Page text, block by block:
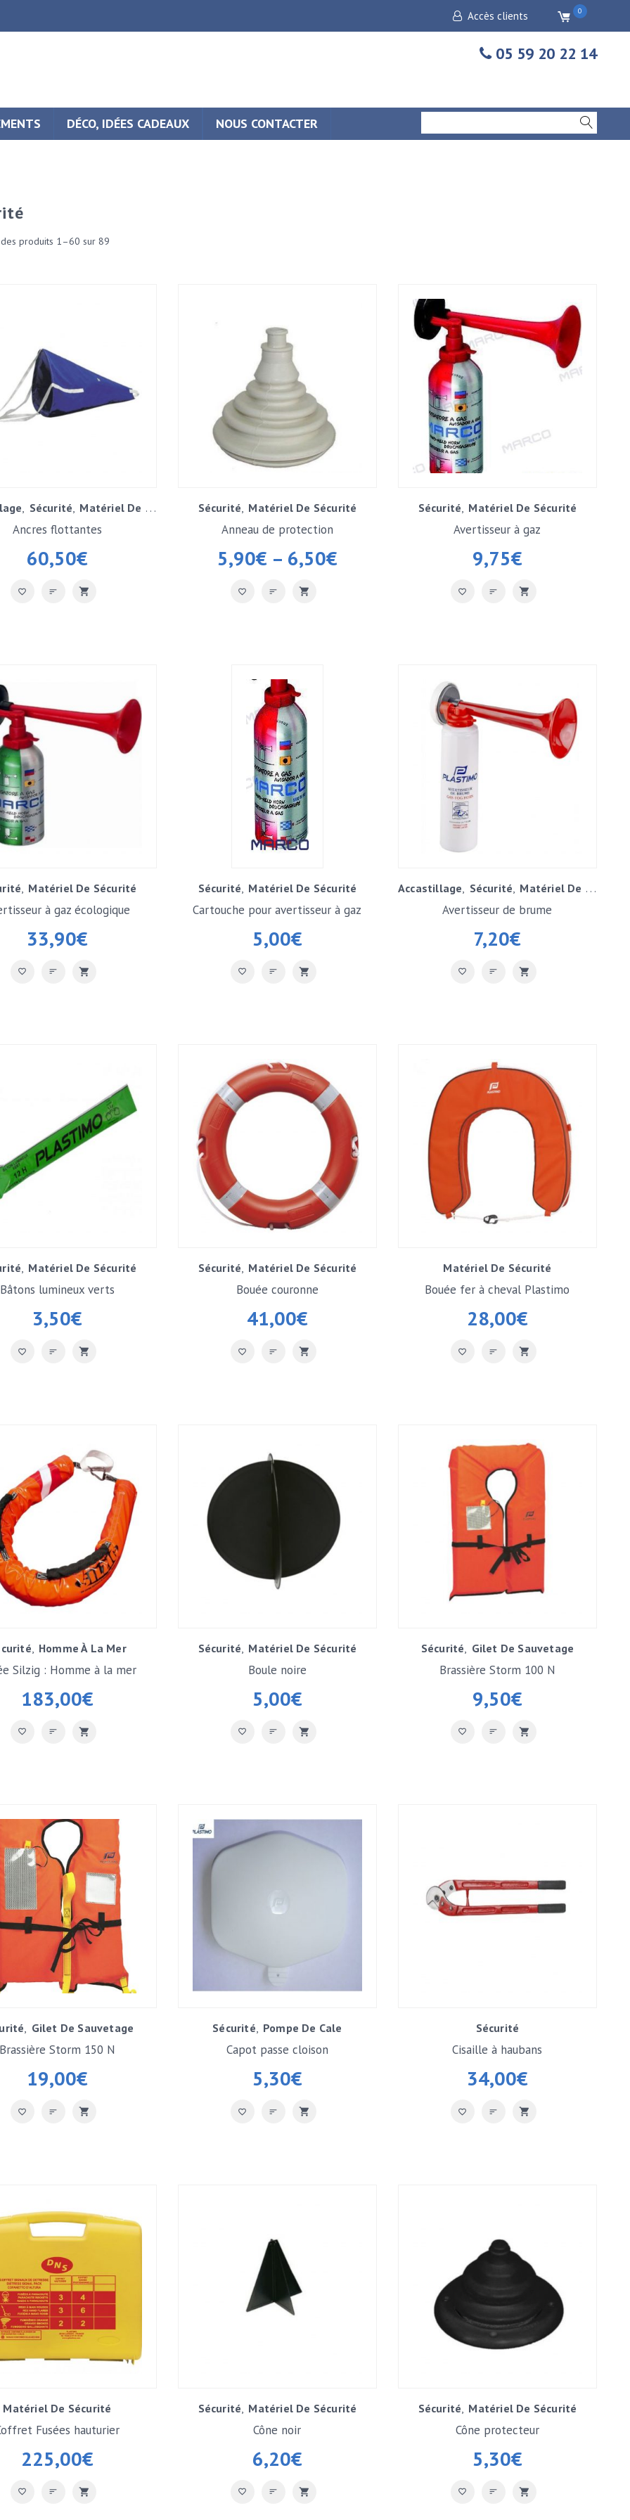
Accès clients 0
05 59 20 22 14
DÉCO, IDÉES CADEAUX NOUS CONTACTER
produits 1–60 sur 89
Sécurité Matériel De Sécurité
60,50€
Ancres flottantes
Sécurité Matériel De Sécurité
5,90€– 6,50€
Anneau de protection
Sécurité Matériel De Sécurité
9,75€
Avertisseur à gaz
Matériel De Sécurité
33,90€
à gaz écologique
Sécurité Matériel De Sécurité
5,00€
Cartouche pour avertisseur à gaz
Accastillage Sécurité Matériel De Sécurité
7,20€
Avertisseur de brume
Matériel De Sécurité
3,50€
Bâtons lumineux verts
Sécurité Matériel De Sécurité
41,00€
Bouée couronne
Matériel De Sécurité
28,00€
Bouée fer à cheval Plastimo
Homme À La Mer
183,00€
Silzig : Homme à la mer
Sécurité Matériel De Sécurité
5,00€
Boule noire
Sécurité Gilet De Sauvetage
9,50€
Brassière Storm 100 N
Gilet De Sauvetage
19,00€
Storm 150 N
Sécurité Pompe De Cale
5,30€
Capot passe cloison
Sécurité
34,00€
Cisaille à haubans
Matériel De Sécurité
225,00€
Fusées hauturier
Sécurité Matériel De Sécurité
6,20€
Cône noir
Sécurité Matériel De Sécurité
5,30€
Cône protecteur